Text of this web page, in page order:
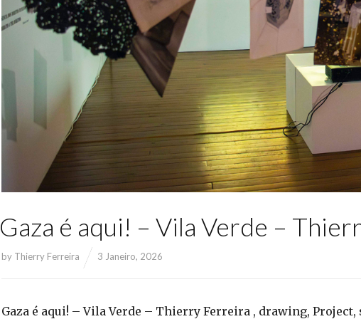
Gaza é aqui! – Vila Verde –
by Thierry Ferreira 3 Janeiro, 2026
Gaza é aqui! – Vila Verde – Thierry Ferreira , drawing,